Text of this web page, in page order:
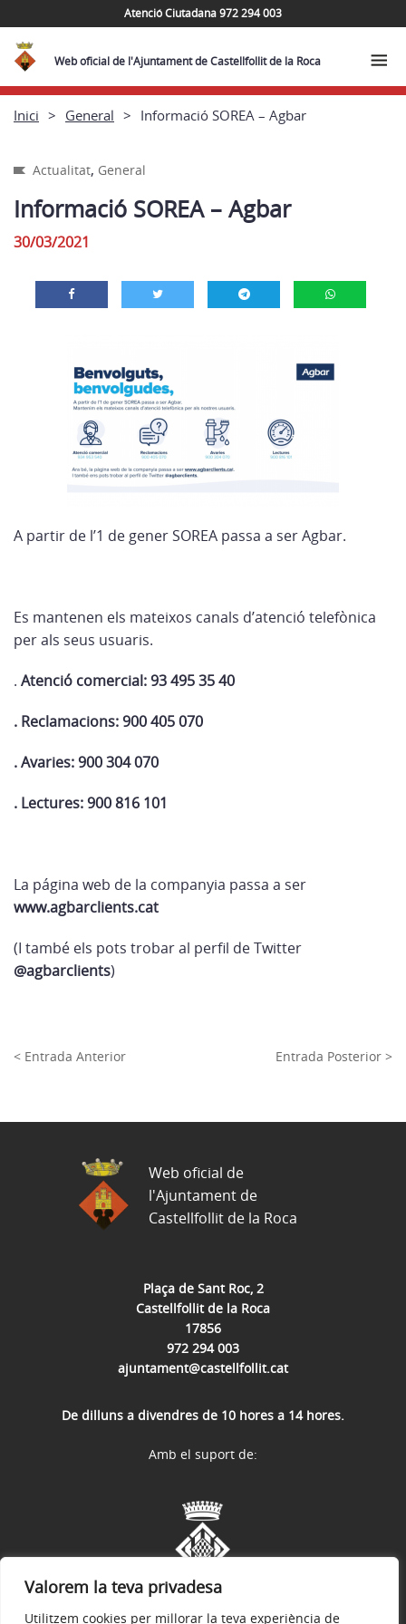
Valorem la teva privadesa
Utilitzem cookies per millorar la teva experiència de
Atenció Ciutadana 972 294 003
Web oficial de l'Ajuntament de Castellfollit de la Roca
Inici General Informació SOREA – Agbar
Actualitat, General
Informació SOREA – Agbar
30/03/2021
A partir de l’1 de gener SOREA passa a ser Agbar.
Es mantenen els mateixos canals d’atenció telefònica
per als seus usuaris.
. Atenció comercial: 93 495 35 40
. Reclamacions: 900 405 070
. Avaries: 900 304 070
. Lectures: 900 816 101
La página web de la companyia passa a ser
www.agbarclients.cat
(I també els pots trobar al perfil de Twitter
@agbarclients)
< Entrada Anterior Entrada Posterior >
Plaça de Sant Roc, 2
Castellfollit de la Roca
17856
972 294 003
ajuntament@castellfollit.cat
De dilluns a divendres de 10 hores a 14 hores.
Web oficial de
l'Ajuntament de
Castellfollit de la Roca
Amb el suport de: